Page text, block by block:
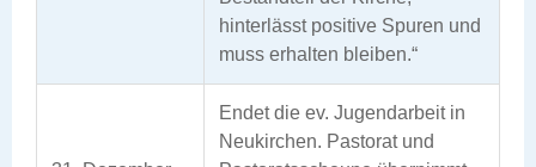
hinterlässt positive Spuren und
muss erhalten bleiben.“
Endet die ev. Jugendarbeit in
Neukirchen. Pastorat und